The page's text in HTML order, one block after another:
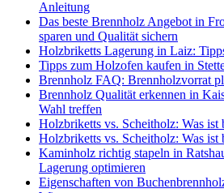
Anleitung
Das beste Brennholz Angebot in
sparen und Qualität sichern
Holzbriketts Lagerung in Laiz:
Tipps zum Holzofen kaufen in
Brennholz FAQ: Brennholzvorrat
Brennholz Qualität erkennen in
Wahl treffen
Holzbriketts vs. Scheitholz: Was ist
Holzbriketts vs. Scheitholz: Was ist
Kaminholz richtig stapeln in
Lagerung optimieren
Eigenschaften von